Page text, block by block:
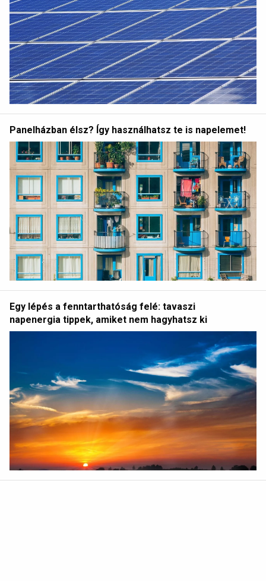
Panelházban élsz? Így használhatsz te is napelemet!
Egy lépés a fenntarthatóság felé: tavaszi
napenergia tippek, amiket nem hagyhatsz ki